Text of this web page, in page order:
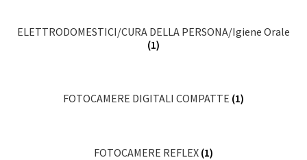
ELETTRODOMESTICI/CURA DELLA PERSONA/Igiene Orale
(1)
FOTOCAMERE DIGITALI COMPATTE (1)
FOTOCAMERE REFLEX (1)